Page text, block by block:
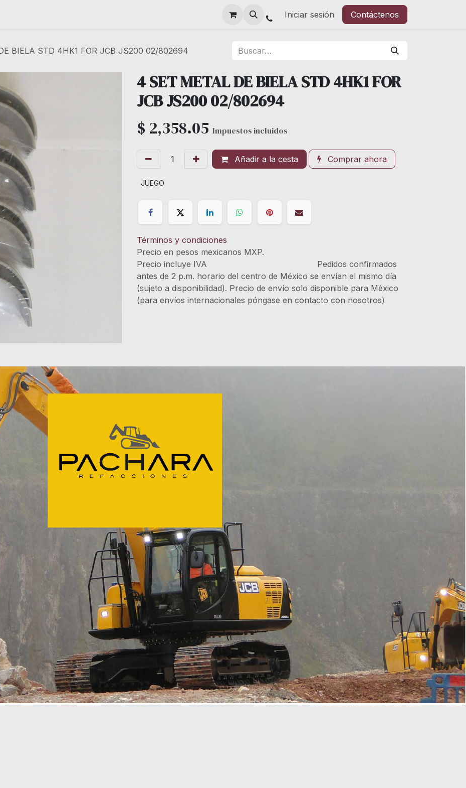
Iniciar sesión Contáctenos
BIELA STD 4HK1 FOR JCB JS200 02/802694
4 SET METAL DE BIELA STD 4HK1 FOR
JCB JS200 02/802694
$ 2,358.05 Impuestos incluidos
Añadir a la cesta Comprar ahora
JUEGO
Términos y condiciones
Precio en pesos mexicanos MXP.
Precio incluye IVA Pedidos confirmados
antes de 2 p.m. horario del centro de México se envían el mismo día
(sujeto a disponibilidad). Precio de envío solo disponible para México
(para envíos internacionales póngase en contacto con nosotros)